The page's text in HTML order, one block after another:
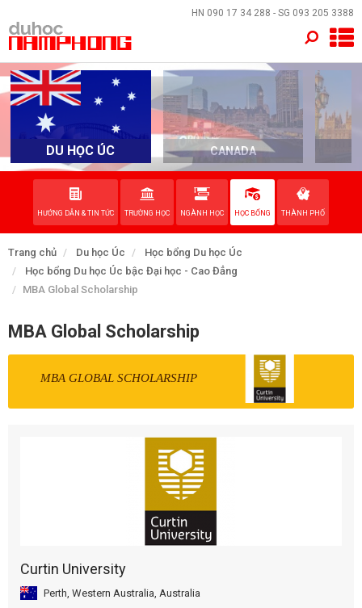
HN 090 17 34 288 - SG 093 205 3388
DU HỌC ÚC CANADA
HƯỚNG DẪN & TIN TỨC TRƯỜNG HỌC NGÀNH HỌC HỌC BỔNG THÀNH PHỐ
Trang chủ Du học Úc
Học bổng Du học Úc
Học bổng Du học Úc bậc Đại học - Cao Đẳng
MBA Global Scholarship
MBA Global Scholarship
MBA GLOBAL SCHOLARSHIP
Curtin University
Perth, Western Australia, Australia
×
TRANG CHỦ
QUỐC GIA
EVENTS
VỀ NAM PHONG
LIÊN HỆ